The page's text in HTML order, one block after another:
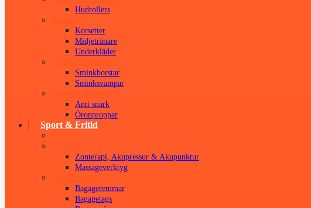
Hudrollers
Korsetter
Midjetränare
Underkläder
Sminkborstar
Sminksvampar
Anti snark
Öronproppar
Sport & Fritid
Zonterapi, Akupressur & Akupunktur
Massageverktyg
Bagageremmar
Bagagetags